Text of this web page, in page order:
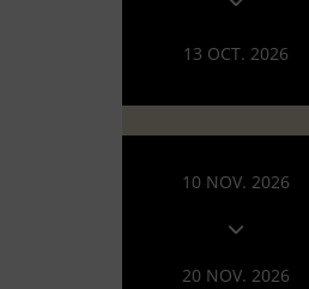
13 OCT. 2026
10 NOV. 2026
20 NOV. 2026